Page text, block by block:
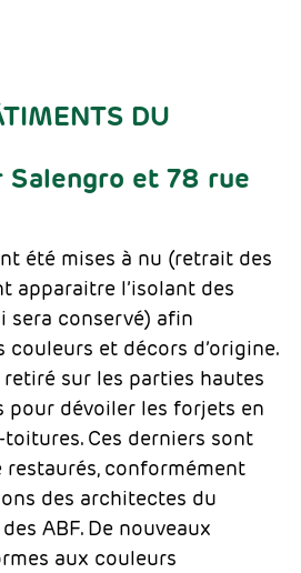
DU
Salengro et 78 rue
été mises à nu (retrait des
apparaitre l’isolant des
sera conservé) afin
couleurs et décors d’origine.
retiré sur les parties hautes
pour dévoiler les forjets en
Ces derniers sont
restaurés, conformément
des architectes du
ABF. De nouveaux
aux couleurs